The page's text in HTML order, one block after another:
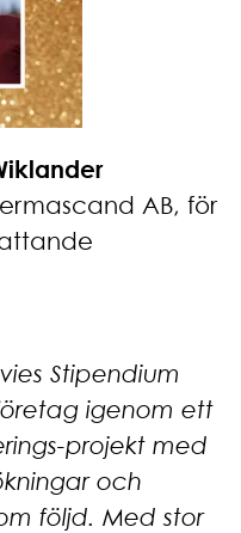
AB, för
Stipendium
igenom ett
projekt med
och
följd. Med stor